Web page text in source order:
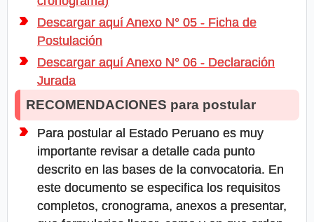
Descargar aquí Anexo N° 05 - Ficha de
Postulación
Descargar aquí Anexo N° 06 - Declaración
Jurada
RECOMENDACIONES para postular
Para postular al Estado Peruano es muy
importante revisar a detalle cada punto
descrito en las bases de la convocatoria. En
este documento se especifica los requisitos
completos, cronograma, anexos a presentar,